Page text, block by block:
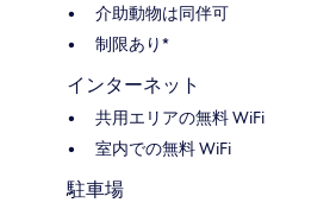
介助動物は同伴可
制限あり*
インターネット
共用エリアの無料 WiFi
室内での無料 WiFi
駐車場